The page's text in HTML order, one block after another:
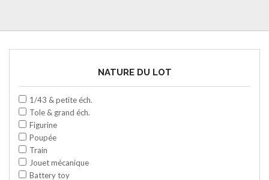
NATURE DU LOT
1/43 & petite éch.
Tole & grand éch.
Figurine
Poupée
Train
Jouet mécanique
Battery toy